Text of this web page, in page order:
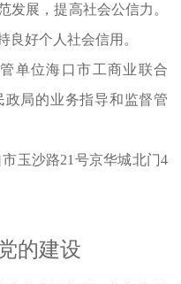
发展，提高社会公信力。
良好个人社会信用。
单位海口市工商业联合
政局的业务指导和监督管
玉沙路21号京华城北门4
的建设